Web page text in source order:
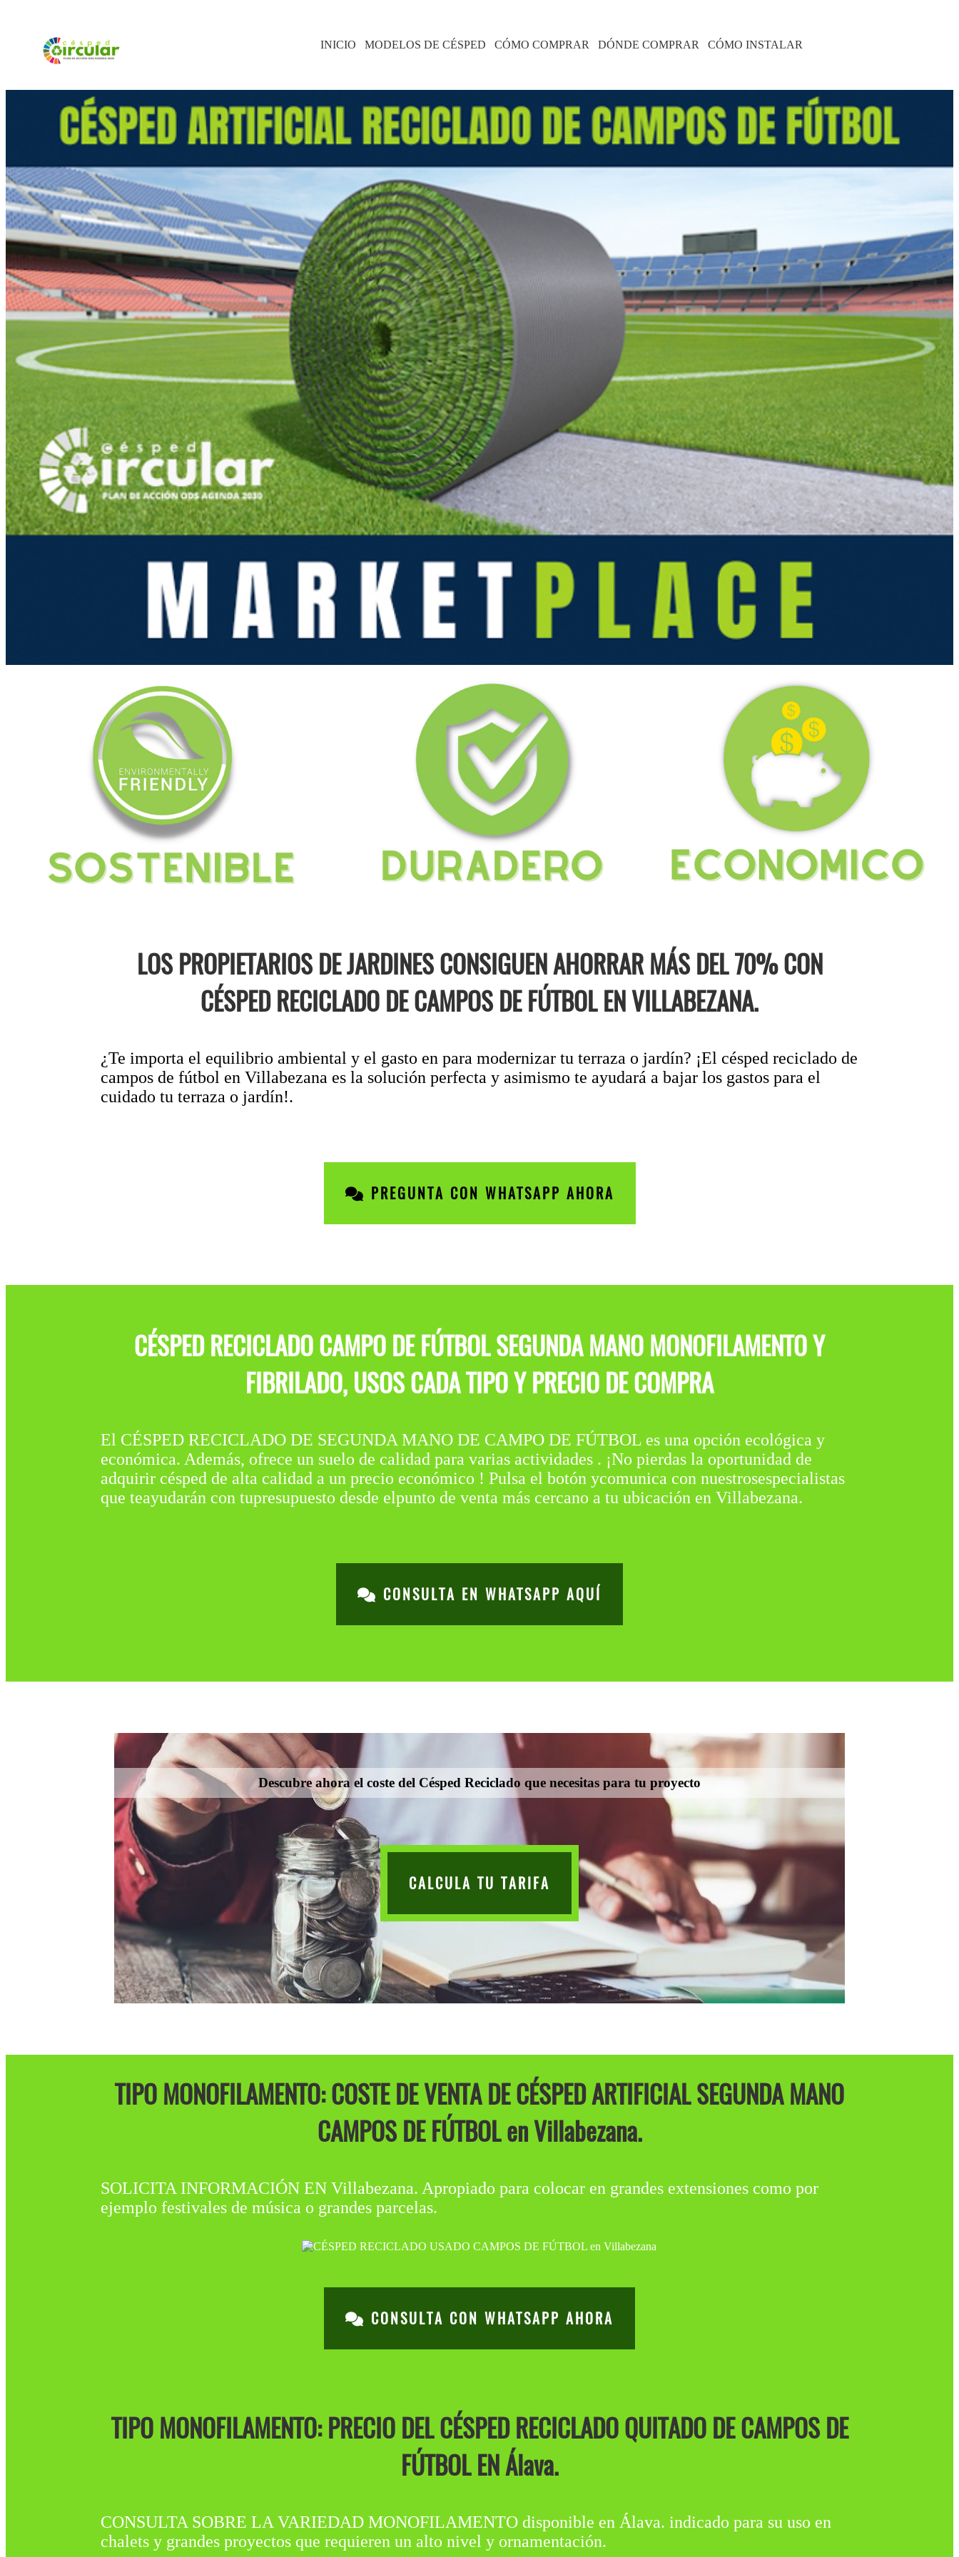
INICIO MODELOS DE CÉSPED CÓMO COMPRAR DÓNDE COMPRAR CÓMO INSTALAR
LOS PROPIETARIOS DE JARDINES CONSIGUEN AHORRAR MÁS DEL 70% CON
CÉSPED RECICLADO DE CAMPOS DE FÚTBOL EN VILLABEZANA.
¿Te importa el equilibrio ambiental y el gasto en para modernizar tu terraza o jardín? ¡El césped reciclado de
campos de fútbol en Villabezana es la solución perfecta y asimismo te ayudará a bajar los gastos para el
cuidado tu terraza o jardín!.
PREGUNTA CON WHATSAPP AHORA
CÉSPED RECICLADO CAMPO DE FÚTBOL SEGUNDA MANO MONOFILAMENTO Y
FIBRILADO, USOS CADA TIPO Y PRECIO DE COMPRA
El CÉSPED RECICLADO DE SEGUNDA MANO DE CAMPO DE FÚTBOL es una opción ecológica y
económica. Además, ofrece un suelo de calidad para varias actividades . ¡No pierdas la oportunidad de
adquirir césped de alta calidad a un precio económico ! Pulsa el botón ycomunica con nuestrosespecialistas
que teayudarán con tupresupuesto desde elpunto de venta más cercano a tu ubicación en Villabezana.
CONSULTA EN WHATSAPP AQUÍ
Descubre ahora el coste del Césped Reciclado que necesitas para tu proyecto
CALCULA TU TARIFA
TIPO MONOFILAMENTO: COSTE DE VENTA DE CÉSPED ARTIFICIAL SEGUNDA MANO
CAMPOS DE FÚTBOL en Villabezana.
SOLICITA INFORMACIÓN EN Villabezana. Apropiado para colocar en grandes extensiones como por
ejemplo festivales de música o grandes parcelas.
CONSULTA CON WHATSAPP AHORA
TIPO MONOFILAMENTO: PRECIO DEL CÉSPED RECICLADO QUITADO DE CAMPOS DE
FÚTBOL EN Álava.
CONSULTA SOBRE LA VARIEDAD MONOFILAMENTO disponible en Álava. indicado para su uso en
chalets y grandes proyectos que requieren un alto nivel y ornamentación.